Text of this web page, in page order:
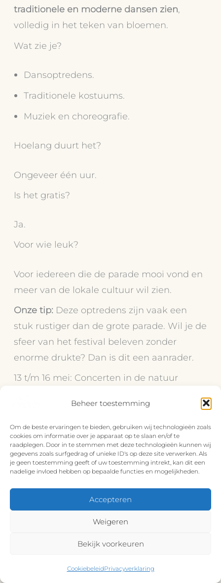
Beheer toestemming
Om de beste ervaringen te bieden, gebruiken wij technologieën zoals
cookies om informatie over je apparaat op te slaan en/of te
raadplegen. Door in te stemmen met deze technologieën kunnen wij
gegevens zoals surfgedrag of unieke ID's op deze site verwerken. Als
je geen toestemming geeft of uw toestemming intrekt, kan dit een
nadelige invloed hebben op bepaalde functies en mogelijkheden.
Accepteren
Weigeren
Bekijk voorkeuren
CookiebeleidPrivacyverklaring
traditionele en moderne dansen zien,
volledig in het teken van bloemen.
Wat zie je?
Dansoptredens.
Traditionele kostuums.
Muziek en choreografie.
Hoelang duurt het?
Ongeveer één uur.
Is het gratis?
Ja.
Voor wie leuk?
Voor iedereen die de parade mooi vond en
meer van de lokale cultuur wil zien.
Onze tip: Deze optredens zijn vaak een
stuk rustiger dan de grote parade. Wil je de
sfeer van het festival beleven zonder
enorme drukte? Dan is dit een aanrader.
13 t/m 16 mei: Concerten in de natuur
Tijdens het Bloemenfestival worden ook
een aantal bijzondere concerten
georganiseerd op unieke locaties. Vaak
vinden ze plaats midden in de natuur of op
bijzondere uitzichtpunten, waardoor
muziek en landschap prachtig
Akoestische concerten.
Bijzondere locaties.